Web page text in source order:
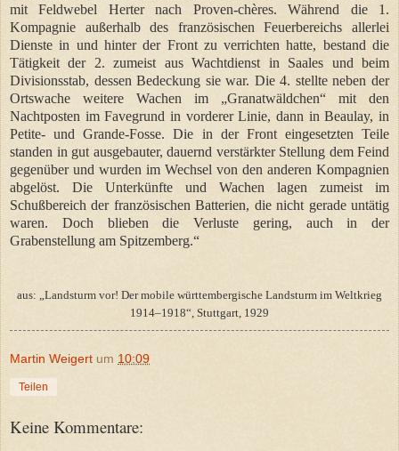
mit Feldwebel Herter nach Proven-chères. Während die 1.
Kompagnie außerhalb des französischen Feuerbereichs allerlei
Dienste in und hinter der Front zu verrichten hatte, bestand die
Tätigkeit der 2. zumeist aus Wachtdienst in Saales und beim
Divisionsstab, dessen Bedeckung sie war. Die 4. stellte neben der
Ortswache weitere Wachen im „Granatwäldchen“ mit den
Nachtposten im Favegrund in vorderer Linie, dann in Beaulay, in
Petite- und Grande-Fosse. Die in der Front eingesetzten Teile
standen in gut ausgebauter, dauernd verstärkter Stellung dem Feind
gegenüber und wurden im Wechsel von den anderen Kompagnien
abgelöst. Die Unterkünfte und Wachen lagen zumeist im
Schußbereich der französischen Batterien, die nicht gerade untätig
waren. Doch blieben die Verluste gering, auch in der
Grabenstellung am Spitzemberg.“
aus: „Landsturm vor! Der mobile württembergische Landsturm im Weltkrieg
1914–1918“, Stuttgart, 1929
Martin Weigert um 10:09
Teilen
Keine Kommentare: